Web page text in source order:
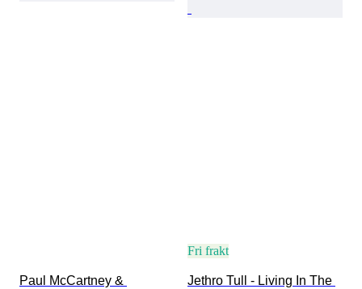
Paul McCartney &
Fri frakt
Jethro Tull - Living In The